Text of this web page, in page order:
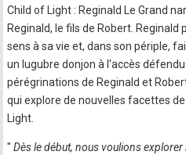
Child of Light : Reginald Le Grand
Reginald, le fils de Robert.
sens à sa vie et, dans son périple,
un lugubre donjon à l'accès
pérégrinations de Reginald et
qui explore de nouvelles facettes
Light.
" Dès le début, nous voulions